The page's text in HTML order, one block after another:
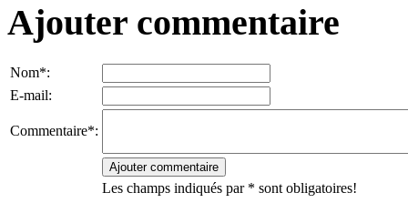
Ajouter commentaire
Nom*:
E-mail:
Commentaire*:
Les champs indiqués par * sont obligatoires!